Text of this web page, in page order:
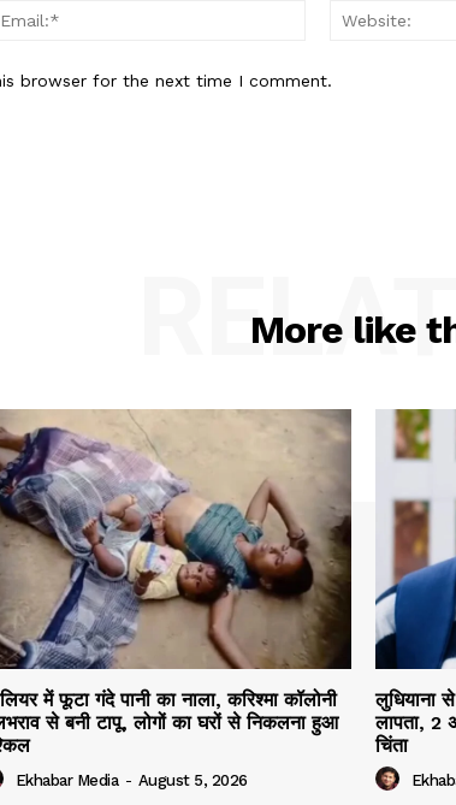
Email:*
browser for the next time I comment.
More like
में फूटा गंदे पानी का नाला, करिश्मा कॉलोनी
से बनी टापू, लोगों का घरों से निकलना हुआ
Ekhabar Media - August 5, 2026
लुधियाना
लापता, 2
चिंता